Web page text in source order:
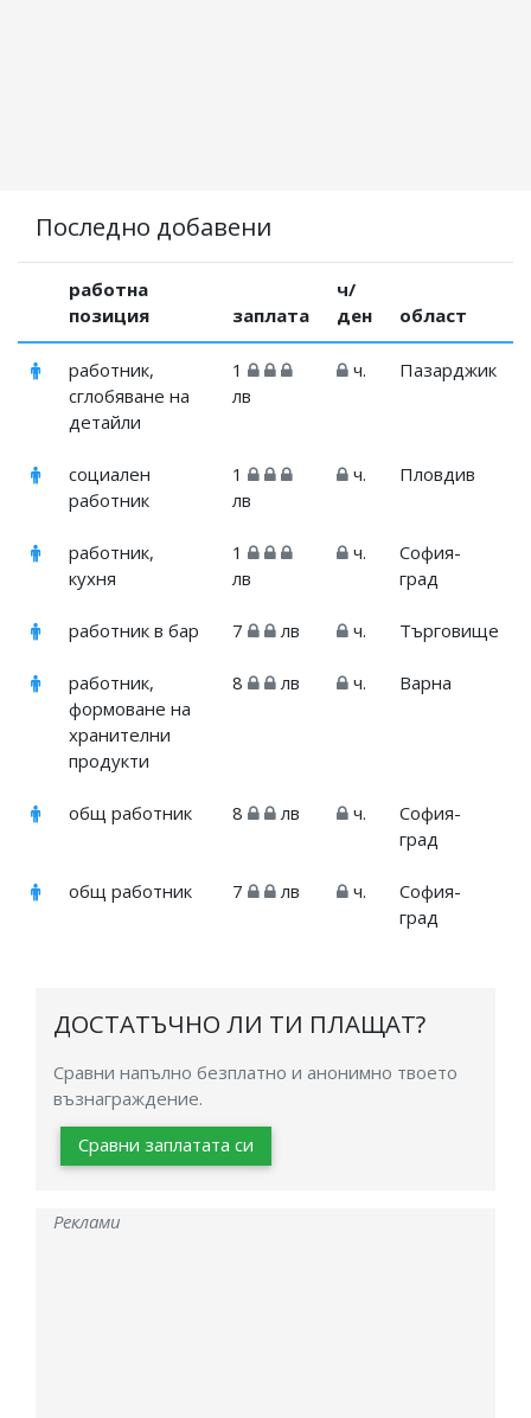
Последно добавени
работна
позиция
заплата
ч/
ден
област
работник,
сглобяване на
детайли
1
лв
ч. Пазарджик
социален
работник
1
лв
ч. Пловдив
работник,
кухня
1
лв
ч.
София-
град
работник в бар 7 лв ч. Търговище
работник,
формоване на
хранителни
продукти
8 лв ч. Варна
общ работник 8 лв ч.
София-
град
общ работник 7 лв ч.
София-
град
ДОСТАТЪЧНО ЛИ ТИ ПЛАЩАТ?
Сравни напълно безплатно и анонимно твоето
възнаграждение.
Сравни заплатата си
Реклами